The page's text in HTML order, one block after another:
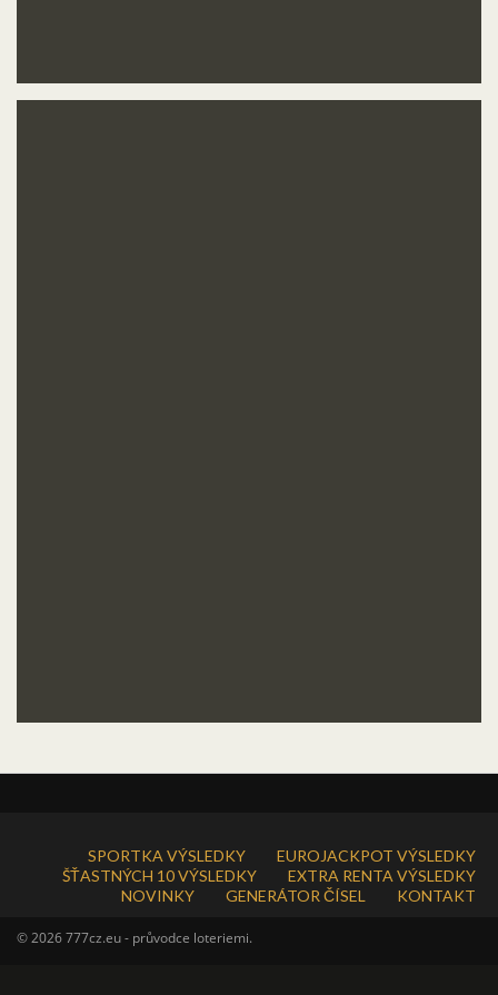
SPORTKA VÝSLEDKY
EUROJACKPOT VÝSLEDKY
ŠŤASTNÝCH 10 VÝSLEDKY
EXTRA RENTA VÝSLEDKY
NOVINKY
GENERÁTOR ČÍSEL KONTAKT
© 2026 777cz.eu - průvodce loteriemi.